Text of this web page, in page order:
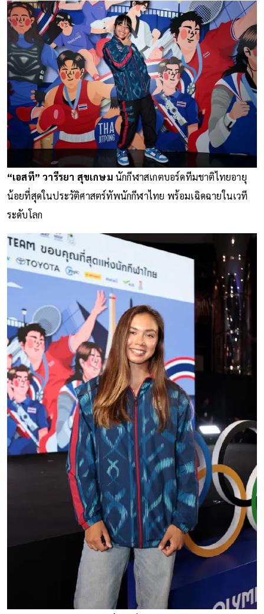
“เอสที” วารีรยา สุขเกษมนักกีฬาสเกตบอร์ดทีมชาติไทยอายุ
น้อยที่สุดในประวัติศาสตร์ทัพนักกีฬาไทย พร้อมเฉิดฉายในเวที
ระดับโลก